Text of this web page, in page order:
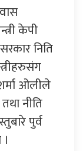
केपी
निति
ओलीले
नीति
पुर्व